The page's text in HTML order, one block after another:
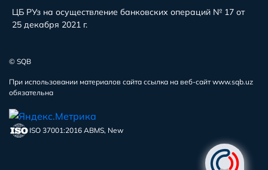
ЦБ РУз на осуществление банковских операций № 17 от
25 декабря 2021 г.
© SQB
При использовании материалов сайта ссылка на веб-сайт www.sqb.uz
обязательна
ISO 37001:2016 ABMS, New